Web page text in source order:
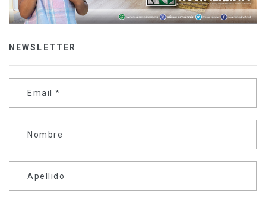
NEWSLETTER
Email *
Nombre
Apellido